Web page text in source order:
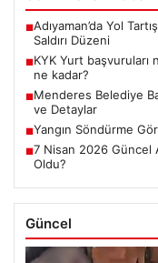
■Adıyaman’da Yol
Saldırı Düzeni
■KYK Yurt başvuruları
ne kadar?
■Menderes Belediye
ve Detaylar
■Yangın Söndürme
■7 Nisan 2026 Güncel
Oldu?
Güncel